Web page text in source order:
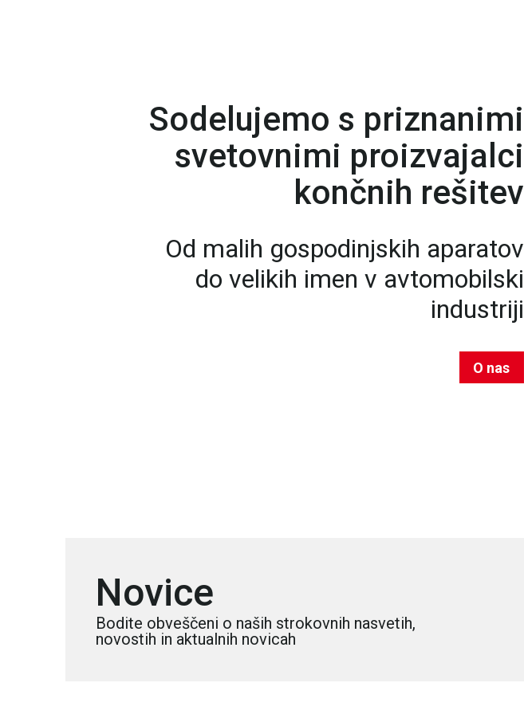
Sodelujemo s priznanimi
svetovnimi proizvajalci
končnih rešitev
Od malih gospodinjskih aparatov
do velikih imen v avtomobilski
industriji
O nas
Novice
Bodite obveščeni o naših strokovnih nasvetih,
novostih in aktualnih novicah